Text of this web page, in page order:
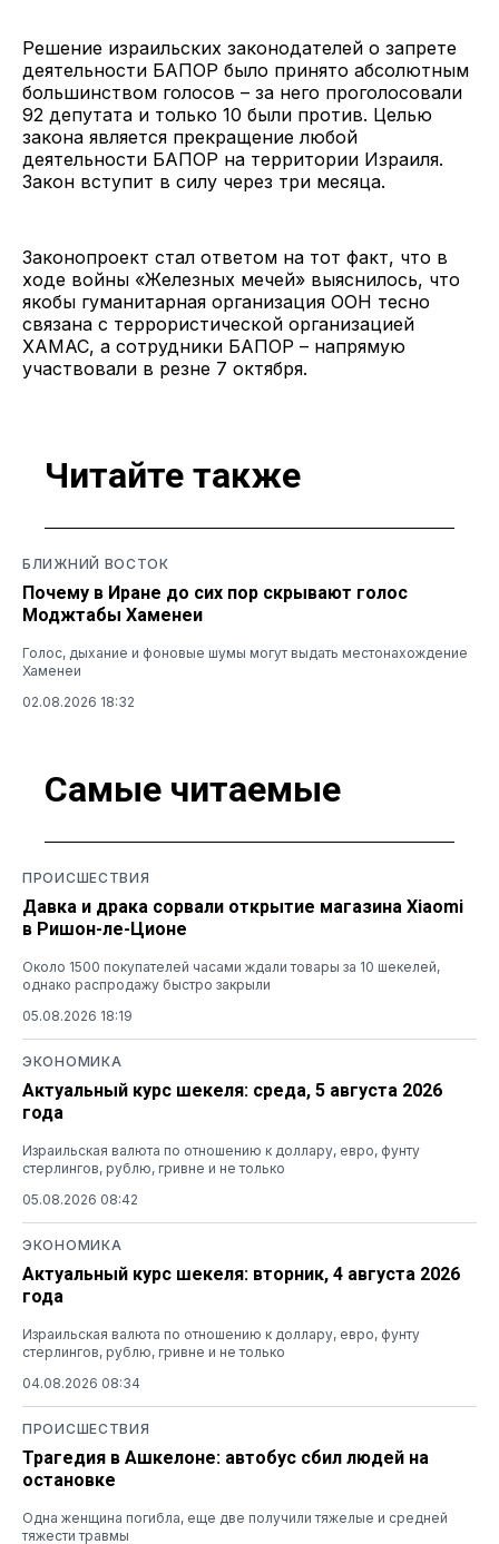
Решение израильских законодателей о запрете
деятельности БАПОР было принято абсолютным
большинством голосов – за него проголосовали
92 депутата и только 10 были против. Целью
закона является прекращение любой
деятельности БАПОР на территории Израиля.
Закон вступит в силу через три месяца.
Законопроект стал ответом на тот факт, что в
ходе войны «Железных мечей» выяснилось, что
якобы гуманитарная организация ООН тесно
связана с террористической организацией
ХАМАС, а сотрудники БАПОР – напрямую
участвовали в резне 7 октября.
Читайте также
БЛИЖНИЙ ВОСТОК
Почему в Иране до сих пор скрывают голос
Моджтабы Хаменеи
Голос, дыхание и фоновые шумы могут выдать местонахождение
Хаменеи
02.08.2026 18:32
Самые читаемые
ПРОИСШЕСТВИЯ
Давка и драка сорвали открытие магазина Xiaomi
в Ришон-ле-Ционе
Около 1500 покупателей часами ждали товары за 10 шекелей,
однако распродажу быстро закрыли
05.08.2026 18:19
ЭКОНОМИКА
Актуальный курс шекеля: среда, 5 августа 2026
года
Израильская валюта по отношению к доллару, евро, фунту
стерлингов, рублю, гривне и не только
05.08.2026 08:42
ЭКОНОМИКА
Актуальный курс шекеля: вторник, 4 августа 2026
года
Израильская валюта по отношению к доллару, евро, фунту
стерлингов, рублю, гривне и не только
04.08.2026 08:34
ПРОИСШЕСТВИЯ
Трагедия в Ашкелоне: автобус сбил людей на
остановке
Одна женщина погибла, еще две получили тяжелые и средней
тяжести травмы